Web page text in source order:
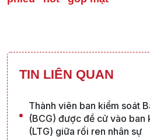
TIN LIÊN QUAN
Thành viên ban kiểm soát
(BCG) được đề cử vào ban
(LTG) giữa rối ren nhân sự